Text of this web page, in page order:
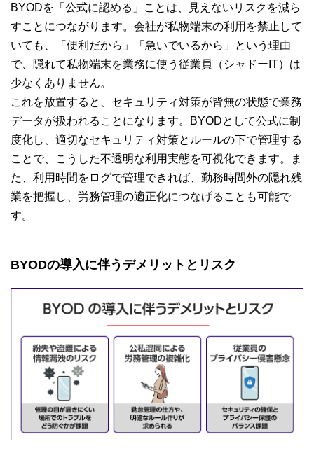
BYODを「公式に認める」ことは、見えないリスクを減ら
すことにつながります。会社が私物端末の利用を禁止して
いても、「便利だから」「急いでいるから」という理由
で、隠れて私物端末を業務に使う従業員（シャドーIT）は
少なくありません。
これを放置すると、セキュリティ対策が皆無の状態で業務
データが扱われることになります。BYODとして公式に制
度化し、適切なセキュリティ対策とルールの下で管理する
ことで、こうした不透明な利用実態を可視化できます。ま
た、利用時間をログで管理できれば、勤務時間外の隠れ残
業を把握し、労務管理の適正化につなげることも可能で
す。
BYODの導入に伴うデメリットとリスク